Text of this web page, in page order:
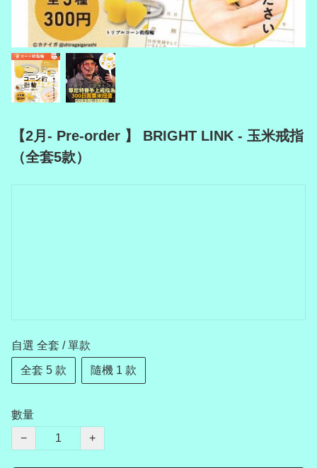
【2月- Pre-order 】 BRIGHT LINK - 玉米戒指
（全套5款）
自選 全套 / 單款
全套 5 款 隨機 1 款
數量
−
+